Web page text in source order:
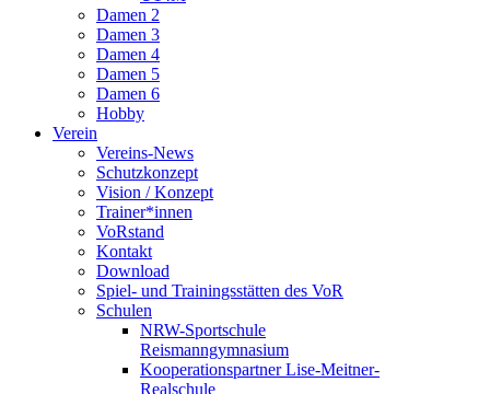
Damen 2
Damen 3
Damen 4
Damen 5
Damen 6
Hobby
Verein
Vereins-News
Schutzkonzept
Vision / Konzept
Trainer*innen
VoRstand
Kontakt
Download
Spiel- und Trainingsstätten des VoR
Schulen
NRW-Sportschule
Reismanngymnasium
Kooperationspartner Lise-Meitner-
Realschule